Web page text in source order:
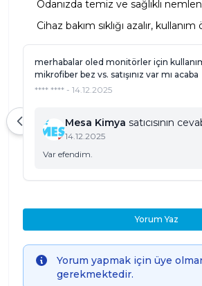
Odanızda temiz ve sağlıklı
Cihaz bakım sıklığı azalır,
merhabalar oled monitörler için
mikrofiber bez vs. satışınız var mı acaba
**** **** - 14.12.2025
Mesa Kimya satıcısının
14.12.2025
Var efendim.
Yorum Yaz
Info
Yorum yapmak için üye
gerekmektedir.